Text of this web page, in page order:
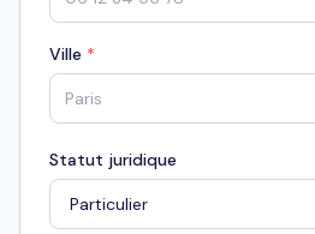
Ville *
Statut juridique